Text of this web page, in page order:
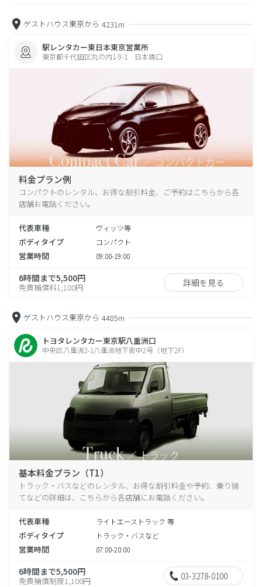
ゲストハウス東京から 4231m
駅レンタカー東日本東京営業所
東京都千代田区丸の内1-9-1 日本橋口
料金プラン例
コンパクトのレンタル、お得な割引料金、ご予約はこちらから各
店舗お電話ください。
代表車種 ヴィッツ等
ボディタイプ コンパクト
営業時間 09:00-19:00
6時間まで5,500円
免責補償料1,100円 詳細を見る
ゲストハウス東京から 4485m
トヨタレンタカー東京駅八重洲口
中央区八重洲2-1八重洲地下街中2号（地下2F）
基本料金プラン（T1）
トラック・バスなどのレンタル、お得な割引料金や予約、乗り捨
てなどの詳細は、こちらから各店舗にお電話ください。
代表車種 ライトエーストラック 等
ボディタイプ トラック・バスなど
営業時間 07:00-20:00
6時間まで5,500円
免責補償制度1,100円 03-3278-0100